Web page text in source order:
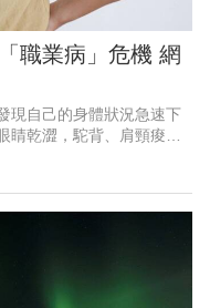
職業病」危機 網
現自己的身體狀況急速下
睛乾澀，駝背、肩頸痠痛
網友發文，歸納出上班
小時都要當一下「薪水小
共鳴，大量苦主直言：